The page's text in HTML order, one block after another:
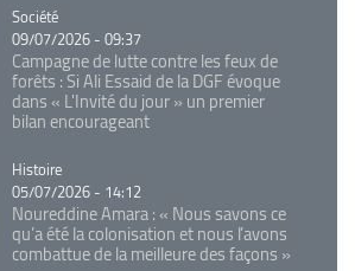
Catégorie
Société
09/07/2026 - 09:37
Campagne de lutte contre les feux de
forêts : Si Ali Essaid de la DGF évoque
dans « L'Invité du jour » un premier
bilan encourageant
Catégorie
Histoire
05/07/2026 - 14:12
Noureddine Amara : « Nous savons ce
qu’a été la colonisation et nous l’avons
combattue de la meilleure des façons »